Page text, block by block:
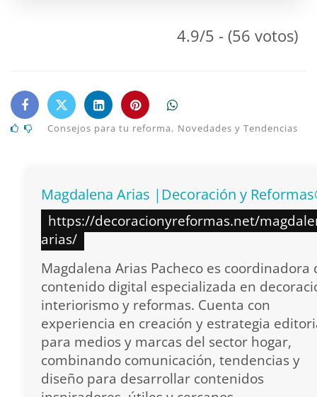
4.9/5 - (56 votos)
Consejos para tu reforma, Novedades y Tendencias
Magdalena Arias |Decoración y
https://decoracionyreformas.net/
arias/
Magdalena Arias Pacheco es coordinadora
contenido digital especializada en
interiorismo y reformas. Cuenta con
experiencia en creación y estrategia
para medios y marcas del sector hogar,
combinando comunicación, tendencias y
diseño para desarrollar contenidos